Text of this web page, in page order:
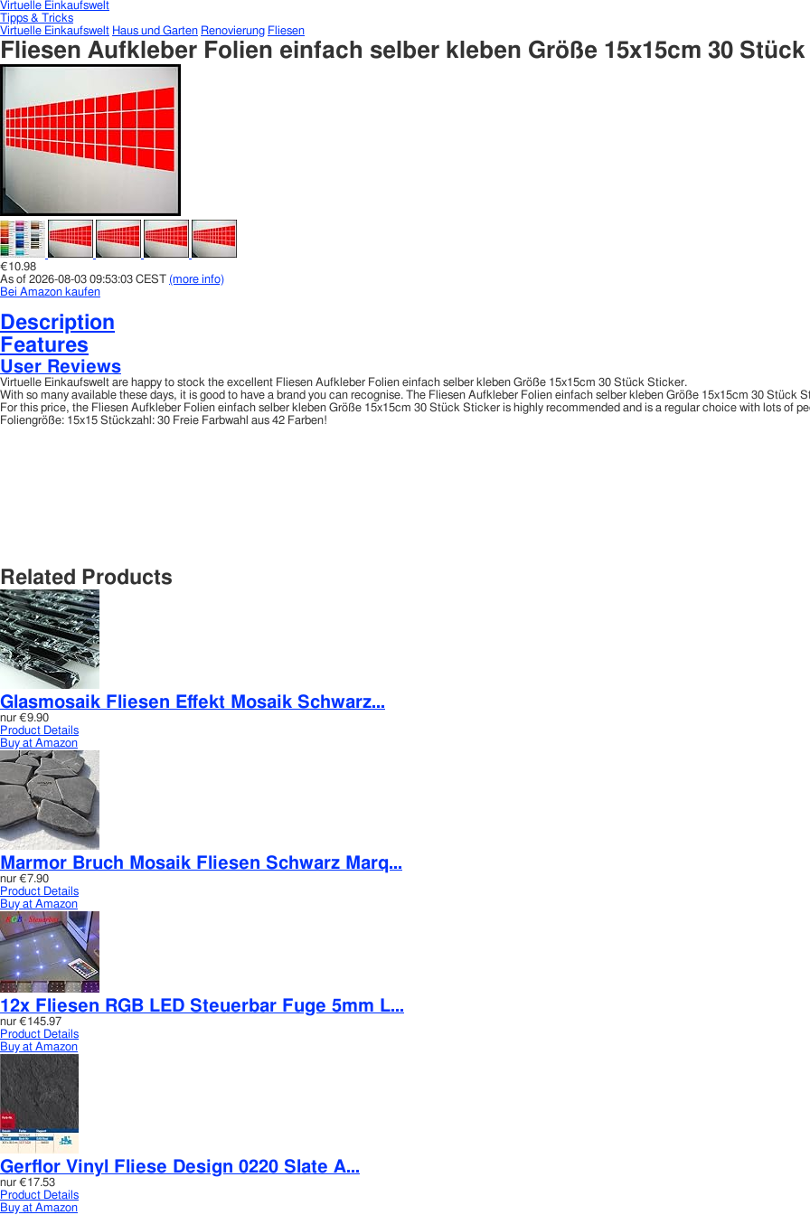
Virtuelle Einkaufswelt
Tipps & Tricks
Virtuelle Einkaufswelt Haus und Garten Renovierung Fliesen
Fliesen Aufkleber Folien einfach selber kleben Größe 15x15cm 30
€10.98
As of 2026-08-03 09:53:03 CEST (more info)
Bei Amazon kaufen
Description
Features
User Reviews
Virtuelle Einkaufswelt are happy to stock the excellent Fliesen Aufkleber Folien einfach selber kleben Größe 15x15cm 30 Stück Sticker.
With so many available these days, it is good to have a brand you can recognise. The Fliesen Aufkleber Folien einfach selber kleben Größe 15x15cm 30 Stück
For this price, the Fliesen Aufkleber Folien einfach selber kleben Größe 15x15cm 30 Stück Sticker is highly recommended and is a regular choice with lots of
Foliengröße: 15x15 Stückzahl: 30 Freie Farbwahl aus 42 Farben!
Related Products
Glasmosaik Fliesen Effekt Mosaik Schwarz...
nur €9.90
Product Details
Buy at Amazon
Marmor Bruch Mosaik Fliesen Schwarz Marq...
nur €7.90
Product Details
Buy at Amazon
12x Fliesen RGB LED Steuerbar Fuge 5mm L...
nur €145.97
Product Details
Buy at Amazon
Gerflor Vinyl Fliese Design 0220 Slate A...
nur €17.53
Product Details
Buy at Amazon